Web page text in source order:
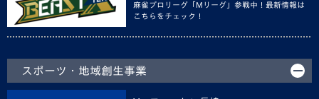
麻雀プロリーグ「Mリーグ」参戦中！最新情報は
こちらをチェック！
スポーツ・地域創生事業